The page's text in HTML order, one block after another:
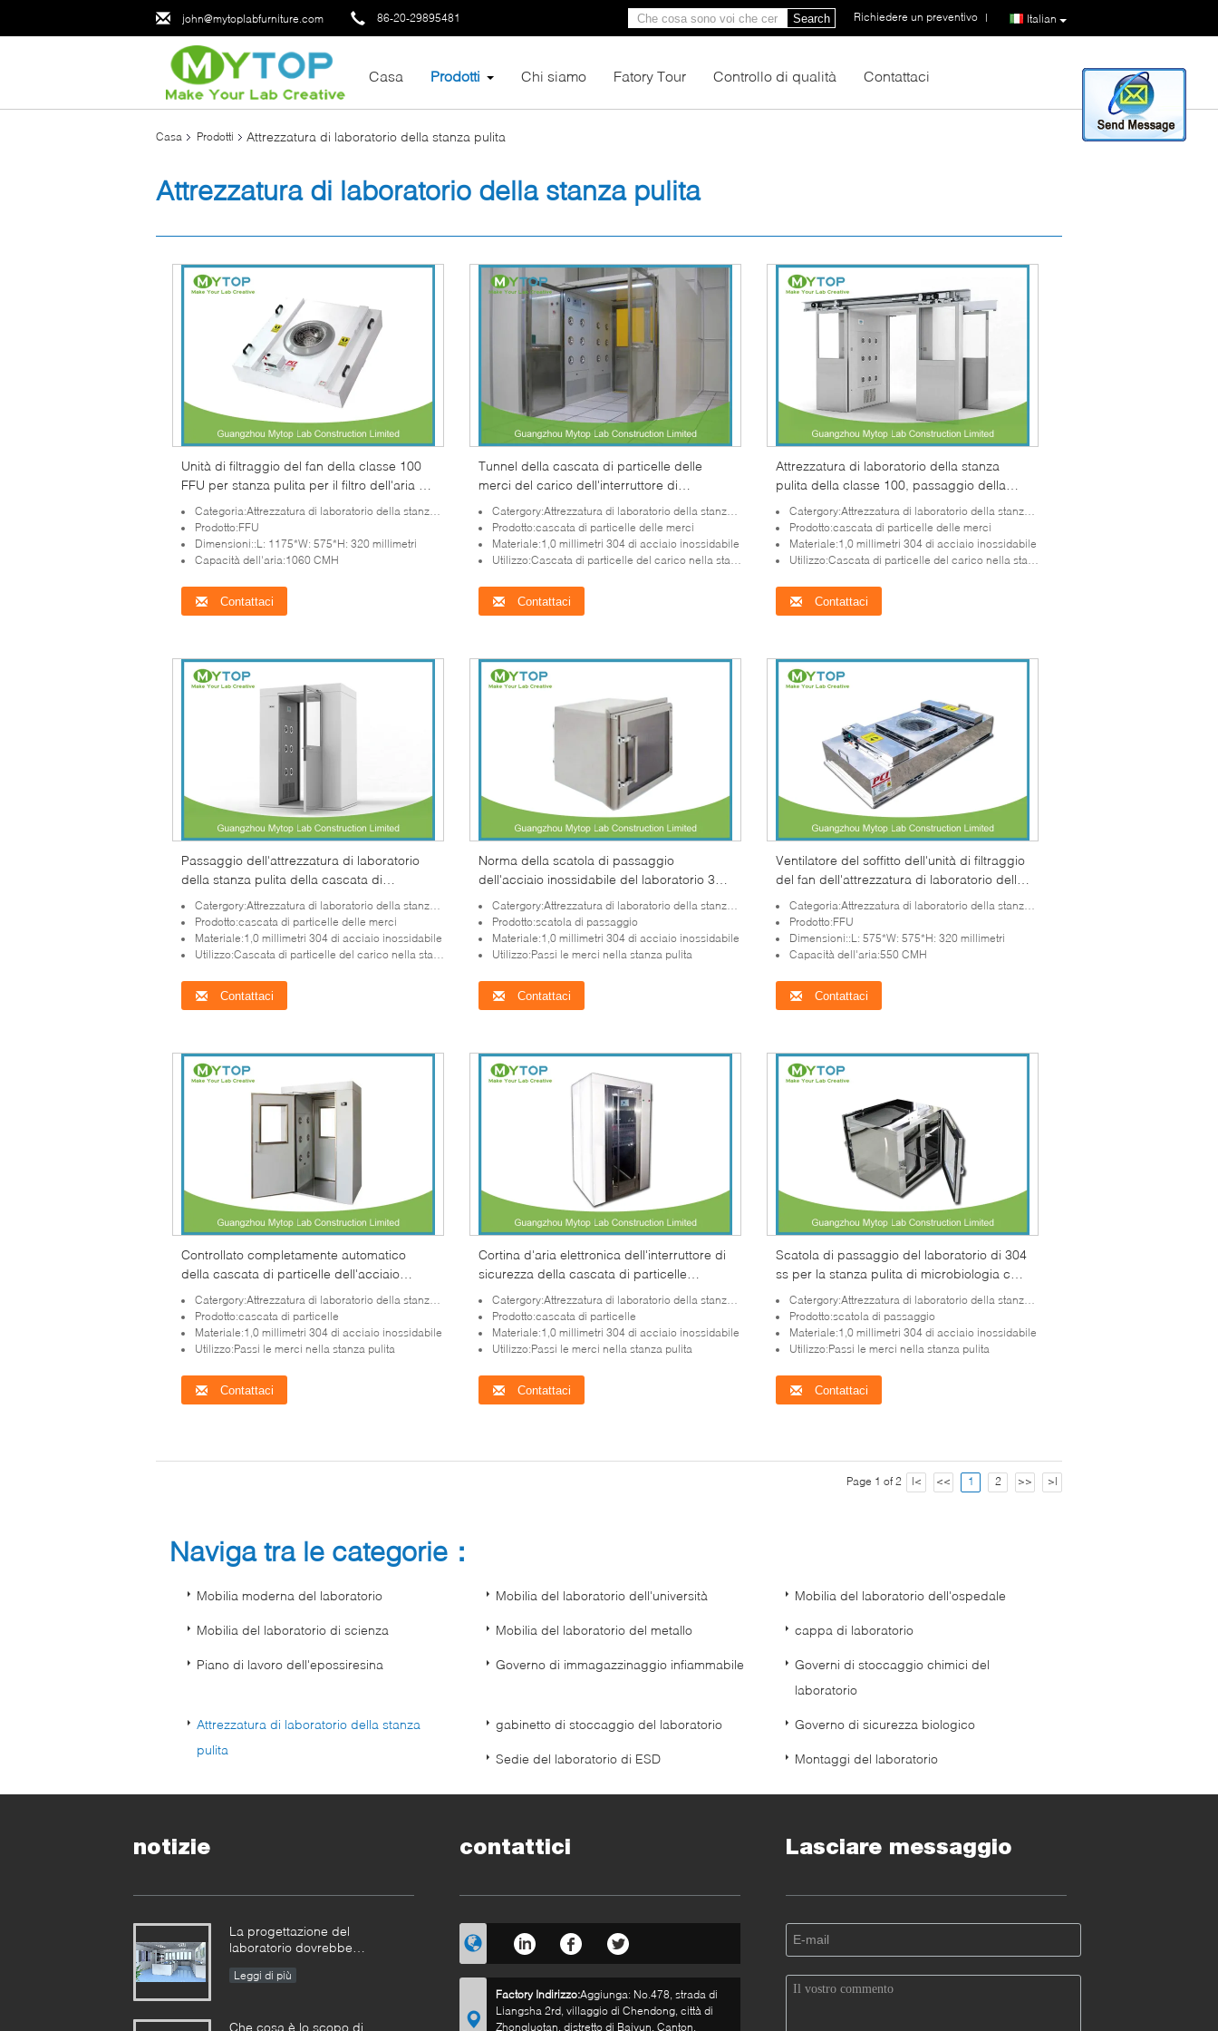
john@mytoplabfurniture.com 86-20-29895481 Italian
Richiedere un preventivo |
Search
Casa Prodotti Chi siamo Fatory Tour Controllo di qualità Contattaci
Casa Prodotti Attrezzatura di laboratorio della stanza pulita
Attrezzatura di laboratorio della stanza pulita
Unità di filtraggio del fan della classe 100
FFU per stanza pulita per il filtro dell'aria a
basso rumore
Categoria:Attrezzatura di laboratorio della stanza pulita
Prodotto:FFU
Dimensioni::L: 1175*W: 575*H: 320 millimetri
Capacità dell'aria:1060 CMH
Contattaci
Tunnel della cascata di particelle delle
merci del carico dell'interruttore di
sicurezza elettrico con le doppie porte per
il locale senza polvere
Catergory:Attrezzatura di laboratorio della stanza pulita
Prodotto:cascata di particelle delle merci
Materiale:1,0 millimetri 304 di acciaio inossidabile
Utilizzo:Cascata di particelle del carico nella stanza pulita
Contattaci
Attrezzatura di laboratorio della stanza
pulita della classe 100, passaggio della
cascata di particelle delle merci per la
fabbrica dell'alimento
Catergory:Attrezzatura di laboratorio della stanza pulita
Prodotto:cascata di particelle delle merci
Materiale:1,0 millimetri 304 di acciaio inossidabile
Utilizzo:Cascata di particelle del carico nella stanza pulita
Contattaci
Passaggio dell'attrezzatura di laboratorio
della stanza pulita della cascata di
particelle di 304 ss per la fabbrica
farmaceutica
Catergory:Attrezzatura di laboratorio della stanza pulita
Prodotto:cascata di particelle delle merci
Materiale:1,0 millimetri 304 di acciaio inossidabile
Utilizzo:Cascata di particelle del carico nella stanza pulita
Contattaci
Norma della scatola di passaggio
dell'acciaio inossidabile del laboratorio 304
GMP per stanza pulita farmaceutica
Catergory:Attrezzatura di laboratorio della stanza pulita
Prodotto:scatola di passaggio
Materiale:1,0 millimetri 304 di acciaio inossidabile
Utilizzo:Passi le merci nella stanza pulita
Contattaci
Ventilatore del soffitto dell'unità di filtraggio
del fan dell'attrezzatura di laboratorio della
stanza pulita dell'ospedale HEPA FFU
Categoria:Attrezzatura di laboratorio della stanza pulita
Prodotto:FFU
Dimensioni::L: 575*W: 575*H: 320 millimetri
Capacità dell'aria:550 CMH
Contattaci
Controllato completamente automatico
della cascata di particelle dell'acciaio
inossidabile del locale senza polvere per
industria elettronica
Catergory:Attrezzatura di laboratorio della stanza pulita
Prodotto:cascata di particelle
Materiale:1,0 millimetri 304 di acciaio inossidabile
Utilizzo:Passi le merci nella stanza pulita
Contattaci
Cortina d'aria elettronica dell'interruttore di
sicurezza della cascata di particelle
dell'attrezzatura di laboratorio della stanza
pulita dell'acciaio inossidabile
Catergory:Attrezzatura di laboratorio della stanza pulita
Prodotto:cascata di particelle
Materiale:1,0 millimetri 304 di acciaio inossidabile
Utilizzo:Passi le merci nella stanza pulita
Contattaci
Scatola di passaggio del laboratorio di 304
ss per la stanza pulita di microbiologia con
luce UV
Catergory:Attrezzatura di laboratorio della stanza pulita
Prodotto:scatola di passaggio
Materiale:1,0 millimetri 304 di acciaio inossidabile
Utilizzo:Passi le merci nella stanza pulita
Contattaci
Page 1 of 2 |< << 1 2 >> >|
Naviga tra le categorie：
Mobilia moderna del laboratorio Mobilia del laboratorio dell'università Mobilia del laboratorio dell'ospedale
Mobilia del laboratorio di scienza Mobilia del laboratorio del metallo cappa di laboratorio
Piano di lavoro dell'epossiresina Governo di immagazzinaggio infiammabile
Governi di stoccaggio chimici del
laboratorio
Attrezzatura di laboratorio della stanza
pulita
gabinetto di stoccaggio del laboratorio Governo di sicurezza biologico
Sedie del laboratorio di ESD Montaggi del laboratorio
notizie
La progettazione del
laboratorio dovrebbe
Leggi di più
Che cosa è lo scopo di
contattici
Factory Indirizzo:Aggiunga: No.478, strada di
Liangsha 2rd, villaggio di Chendong, città di
Zhongluotan, distretto di Baiyun, Canton,
Lasciare messaggio